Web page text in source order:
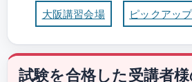
大阪講習会場 ピックアップ
試験を合格した受講者